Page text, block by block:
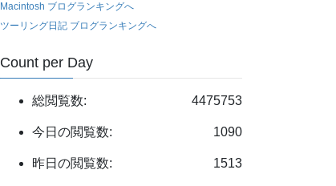
Macintosh ブログランキングへ
ツーリング日記 ブログランキングへ
Count per Day
4475753
総閲覧数:
1090
今日の閲覧数:
1513
昨日の閲覧数: